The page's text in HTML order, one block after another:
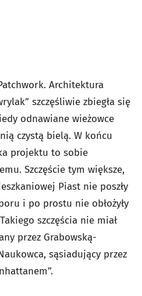
Architektura
szczęśliwie zbiegła się
odnawiane wieżowce
czystą bielą. W końcu
projektu to sobie
Szczęście tym większe,
Piast nie poszły
i po prostu nie obłożyły
szczęścia nie miał
przez Grabowską-
sąsiadujący przez